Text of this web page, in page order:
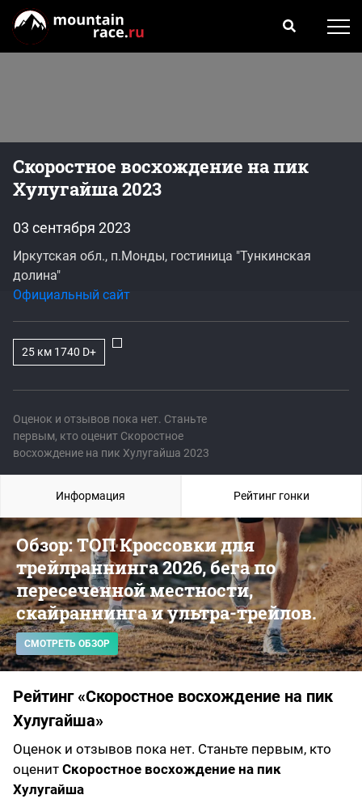
Скоростное восхождение на пик
Хулугайша 2023
Оценок и отзывов пока нет. Станьте
первым, кто оценит Скоростное
восхождение на пик Хулугайша 2023
03 сентября 2023
Иркутская обл., п.Монды, гостиница "Тункинская
долина"
Официальный сайт
25 км 1740 D+
Обзор: ТОП Кроссовки для
трейлраннинга 2026, бега по
пересеченной местности,
скайраннинга и ультра-трейлов.
СМОТРЕТЬ ОБЗОР
Рейтинг «Скоростное восхождение на пик
Хулугайша»
Оценок и отзывов пока нет. Станьте первым, кто
оценит Скоростное восхождение на пик
Хулугайша
Информация Рейтинг гонки